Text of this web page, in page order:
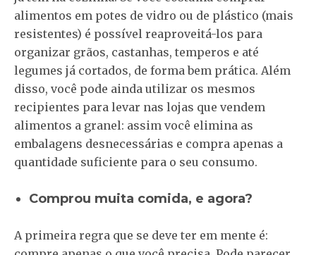
alimentos em potes de vidro ou de plástico (mais
resistentes) é possível reaproveitá-los para
organizar grãos, castanhas, temperos e até
legumes já cortados, de forma bem prática. Além
disso, você pode ainda utilizar os mesmos
recipientes para levar nas lojas que vendem
alimentos a granel: assim você elimina as
embalagens desnecessárias e compra apenas a
quantidade suficiente para o seu consumo.
Comprou muita comida, e agora?
A primeira regra que se deve ter em mente é: